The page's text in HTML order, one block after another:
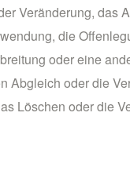
Veränderung, das
die
oder eine
Abgleich oder die
Löschen oder die